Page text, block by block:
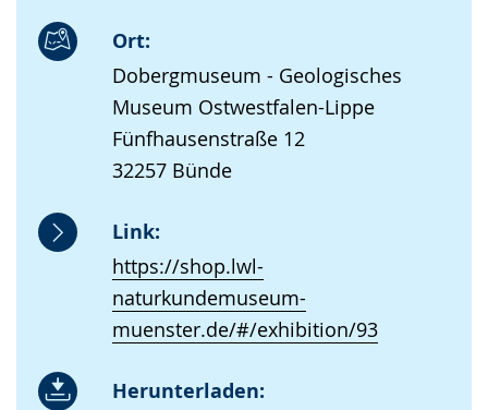
Ort:
Dobergmuseum - Geologisches
Museum Ostwestfalen-Lippe
Fünfhausenstraße 12
32257 Bünde
Link:
https://shop.lwl-
naturkundemuseum-
muenster.de/#/exhibition/93
Herunterladen: